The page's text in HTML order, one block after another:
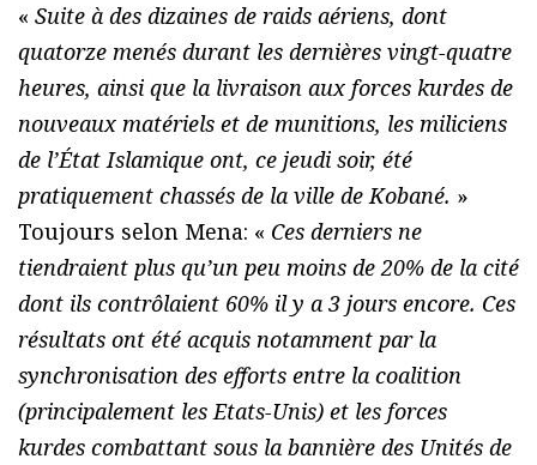
« Suite à des dizaines de raids aériens, dont
quatorze menés durant les dernières vingt-quatre
heures, ainsi que la livraison aux forces kurdes de
nouveaux matériels et de munitions, les miliciens
de l’État Islamique ont, ce jeudi soir, été
pratiquement chassés de la ville de Kobané. »
Toujours selon Mena: « Ces derniers ne
tiendraient plus qu’un peu moins de 20% de la cité
dont ils contrôlaient 60% il y a 3 jours encore. Ces
résultats ont été acquis notamment par la
synchronisation des efforts entre la coalition
(principalement les Etats-Unis) et les forces
kurdes combattant sous la bannière des Unités de